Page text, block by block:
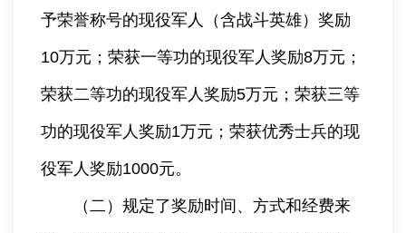
予荣誉称号的现役军人（含战斗英雄）奖励
10万元；荣获一等功的现役军人奖励8万元；
荣获二等功的现役军人奖励5万元；荣获三等
功的现役军人奖励1万元；荣获优秀士兵的现
役军人奖励1000元。
（二）规定了奖励时间、方式和经费来